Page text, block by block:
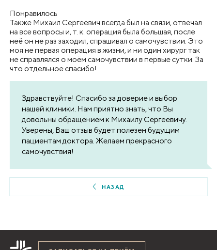
Понравилось
Также Михаил Сергеевич всегда был на связи, отвечал
на все вопросы и, т. к. операция была большая, после
неё он не раз заходил, спрашивал о самочувствии. Это
моя не первая операция в жизни, и ни один хирург так
не справлялся о моём самочувствии в первые сутки. За
что отдельное спасибо!
Здравствуйте! Спасибо за доверие и выбор
нашей клиники. Нам приятно знать, что Вы
довольны обращением к Михаилу Сергеевичу.
Уверены, Ваш отзыв будет полезен будущим
пациентам доктора. Желаем прекрасного
самочувствия!
НАЗАД